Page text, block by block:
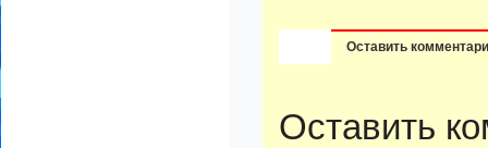
Оставить
Оставить